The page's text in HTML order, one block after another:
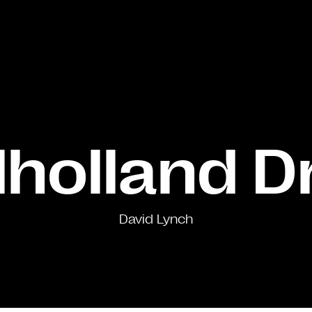
David Lynch